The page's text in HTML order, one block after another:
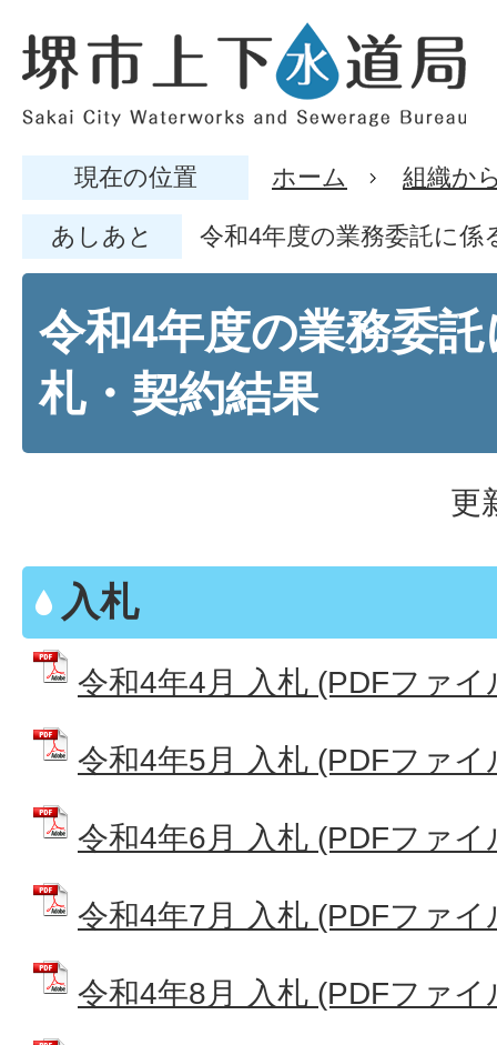
現在の位置 ホーム 組織か
あしあと 令和4年度の業務委託に係
令和4年度の業務委
札・契約結果
更
入札
令和4年4月 入札 (PDFファ
令和4年5月 入札 (PDFファ
令和4年6月 入札 (PDFファ
令和4年7月 入札 (PDFファ
令和4年8月 入札 (PDFファ